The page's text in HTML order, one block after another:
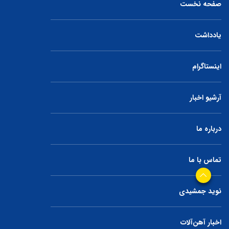
صفحه نخست
یادداشت
اینستاگرام
آرشیو اخبار
درباره ما
تماس با ما
نوید جمشیدی
اخبار آهن‌آلات